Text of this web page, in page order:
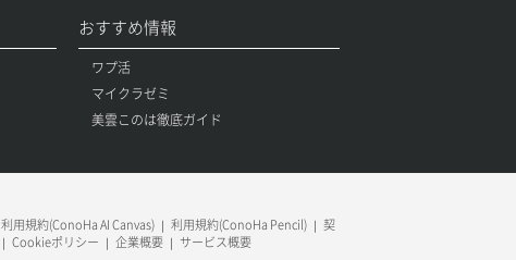
おすすめ情報
ワプ活
マイクラゼミ
美雲このは徹底ガイド
利用規約(ConoHa AI Canvas) 利用規約(ConoHa Pencil)
契
Cookieポリシー 企業概要 サービス概要